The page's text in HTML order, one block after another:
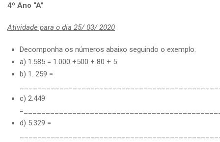
4º Ano “A”
Atividade para o dia 25/ 03/ 2020
Decomponha os números abaixo seguindo o exemplo.
a) 1.585 = 1.000 +500 + 80 + 5
b) 1. 259 =
c) 2.449
d) 5.329 =